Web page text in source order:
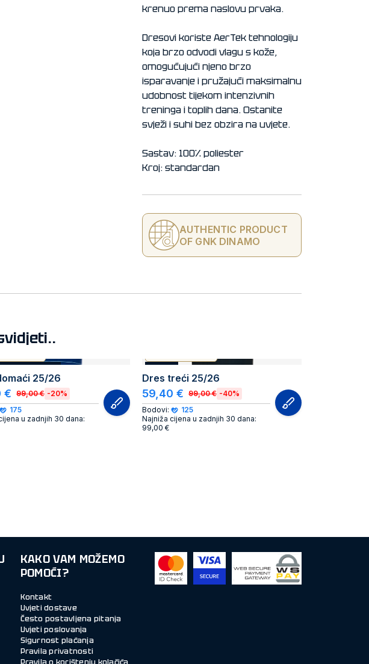
krenuo prema naslovu prvaka.
Dresovi koriste AerTek tehnologiju
koja brzo odvodi vlagu s kože,
omogućujući njeno brzo
isparavanje i pružajući maksimalnu
udobnost tijekom intenzivnih
treninga i toplih dana. Ostanite
svježi i suhi bez obzira na uvjete.
Sastav: 100% poliester
Kroj: standardan
AUTHENTIC PRODUCT
OF GNK DINAMO
25/26
€ 99,00 € -20%
175
u zadnjih 30 dana:
Dres treći 25/26
59,40 € 99,00 € -40%
Bodovi:
125
Najniža cijena u zadnjih 30 dana:
99,00 €
KAKO VAM MOŽEMO
POMOĆI?
Kontakt
Uvjeti dostave
Često postavljena pitanja
Uvjeti poslovanja
Sigurnost plaćanja
Pravila privatnosti